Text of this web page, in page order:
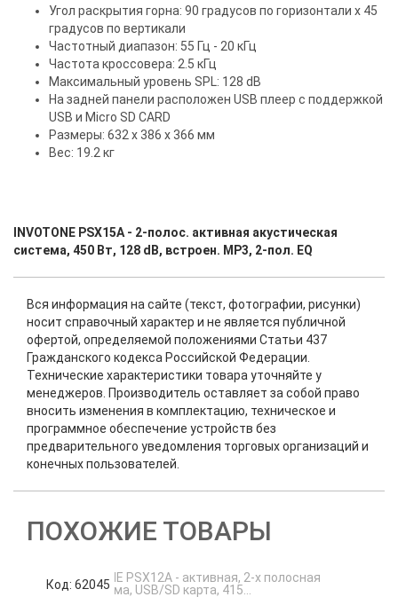
Угол раскрытия горна: 90 градусов по горизонтали x 45
градусов по вертикали
Частотный диапазон: 55 Гц - 20 кГц
Частота кроссовера: 2.5 кГц
Максимальный уровень SPL: 128 dB
На задней панели расположен USB плеер с поддержкой
USB и Micro SD CARD
Размеры: 632 x 386 x 366 мм
Вес: 19.2 кг
INVOTONE PSX15A - 2-полос. активная акустическая
система, 450 Вт, 128 dB, встроен. MP3, 2-пол. EQ
Вся информация на сайте (текст, фотографии, рисунки)
носит справочный характер и не является публичной
офертой, определяемой положениями Статьи 437
Гражданского кодекса Российской Федерации.
Технические характеристики товара уточняйте у
менеджеров. Производитель оставляет за собой право
вносить изменения в комплектацию, техническое и
программное обеспечение устройств без
предварительного уведомления торговых организаций и
конечных пользователей.
ПОХОЖИЕ ТОВАРЫ
Код: 62045